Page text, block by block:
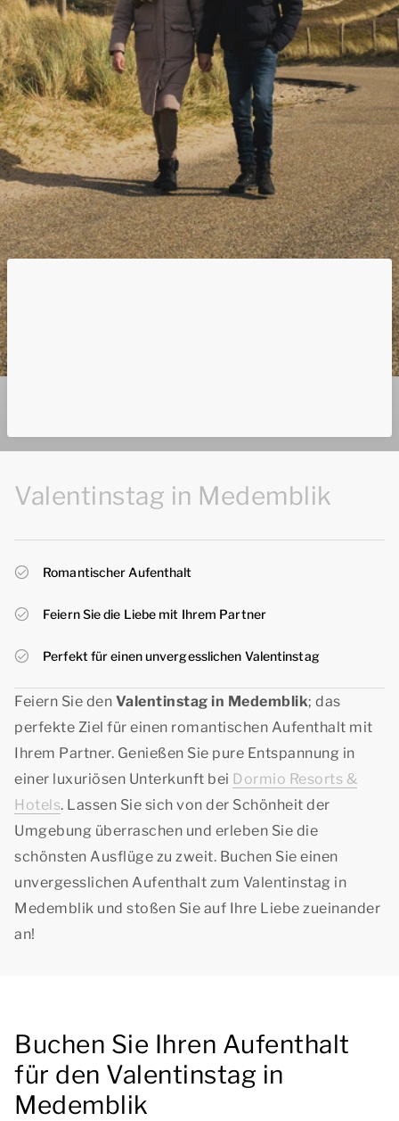
Valentinstag in Medemblik
Romantischer Aufenthalt
Feiern Sie die Liebe mit Ihrem Partner
Perfekt für einen unvergesslichen Valentinstag
Feiern Sie den Valentinstag in Medemblik; das
perfekte Ziel für einen romantischen Aufenthalt mit
Ihrem Partner. Genießen Sie pure Entspannung in
einer luxuriösen Unterkunft bei Dormio Resorts &
Hotels. Lassen Sie sich von der Schönheit der
Umgebung überraschen und erleben Sie die
schönsten Ausflüge zu zweit. Buchen Sie einen
unvergesslichen Aufenthalt zum Valentinstag in
Medemblik und stoßen Sie auf Ihre Liebe zueinander
an!
Buchen Sie Ihren Aufenthalt
für den Valentinstag in
Medemblik